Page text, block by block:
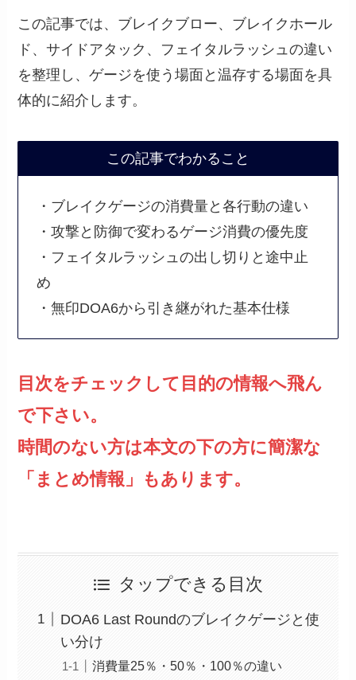
この記事では、ブレイクブロー、ブレイクホール
ド、サイドアタック、フェイタルラッシュの違い
を整理し、ゲージを使う場面と温存する場面を具
体的に紹介します。
この記事でわかること
・ブレイクゲージの消費量と各行動の違い
・攻撃と防御で変わるゲージ消費の優先度
・フェイタルラッシュの出し切りと途中止
め
・無印DOA6から引き継がれた基本仕様
目次をチェックして目的の情報へ飛ん
で下さい。
時間のない方は本文の下の方に簡潔な
「まとめ情報」もあります。
タップできる目次
DOA6 Last Roundのブレイクゲージと使
い分け
消費量25％・50％・100％の違い